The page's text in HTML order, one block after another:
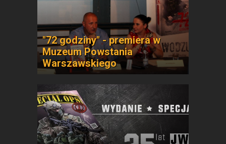
"72 godziny" - premiera w
Muzeum Powstania
Warszawskiego